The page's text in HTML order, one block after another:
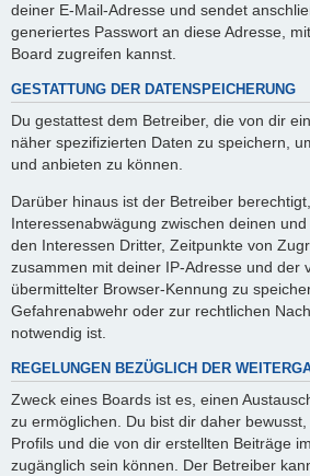
d
e
o
deiner E-Mail-Adresse und sendet
generiertes Passwort an diese Adresse,
Board zugreifen kannst.
GESTATTUNG DER DATENSPEICHERUNG
Du gestattest dem Betreiber, die von dir
näher spezifizierten Daten zu speichern,
und anbieten zu können.
Darüber hinaus ist der Betreiber
Interessenabwägung zwischen deinen
den Interessen Dritter, Zeitpunkte von
zusammen mit deiner IP-Adresse und der
übermittelter Browser-Kennung zu
Gefahrenabwehr oder zur rechtlichen
notwendig ist.
REGELUNGEN BEZÜGLICH DER
Zweck eines Boards ist es, einen
zu ermöglichen. Du bist dir daher
Profils und die von dir erstellten Beiträge
zugänglich sein können. Der Betreiber